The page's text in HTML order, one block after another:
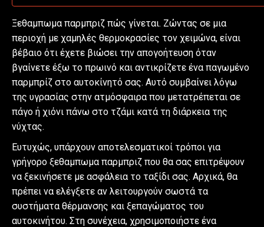
Ξεθαμπωμα παρμπριζ πώς γίνεται. Ζώντας σε μια
περιοχή με χαμηλές θερμοκρασίες τον χειμώνα, είναι
βέβαιο ότι έχετε βιώσει την απογοήτευση όταν
βγαίνετε έξω το πρωινό και αντικρίζετε ένα παγωμένο
παρμπρίζ στο αυτοκίνητό σας. Αυτό συμβαίνει λόγω
της υγρασίας στην ατμόσφαιρα που μετατρέπεται σε
πάγο ή χιόνι πάνω στο τζάμι κατά τη διάρκεια της
νύχτας.
Ευτυχώς, υπάρχουν αποτελεσματικοί τρόποι για
γρήγορο ξεθαμπωμα παρμπριζ που θα σας επιτρέψουν
να ξεκινήσετε με ασφάλεια το ταξίδι σας. Αρχικά, θα
πρέπει να ελέγξετε αν λειτουργούν σωστά τα
συστήματα θέρμανσης και ξεπαγώματος του
αυτοκινήτου. Στη συνέχεια, χρησιμοποιήστε ένα